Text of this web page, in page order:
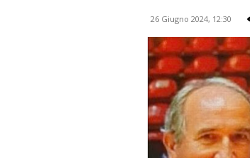
26 Giugno 2024, 12:30